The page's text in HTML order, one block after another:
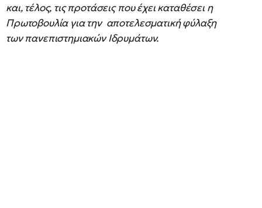
και, τέλος, τις προτάσεις που έχει καταθέσει η
Πρωτοβουλία για την αποτελεσματική φύλαξη
των πανεπιστημιακών Ιδρυμάτων.